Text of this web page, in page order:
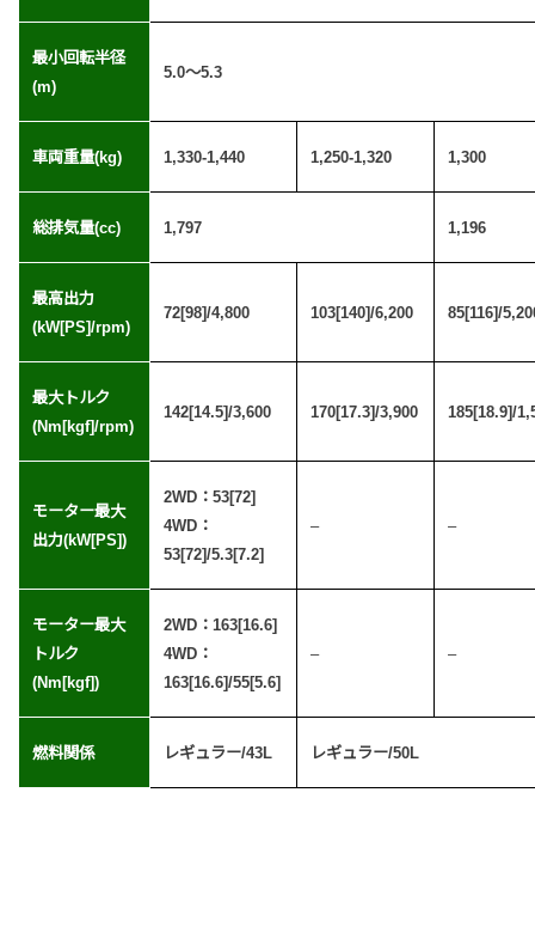
最小回転半径
(m)
5.0〜5.3
車両重量(kg) 1,330-1,440 1,250-1,320 1,300
総排気量(cc) 1,797 1,196
最高出力
(kW[PS]/rpm)
72[98]/4,800 103[140]/6,200 85[116]/
最大トルク
(Nm[kgf]/rpm)
142[14.5]/3,600 170[17.3]/3,900 185[18.9]/
モーター最大
出力(kW[PS])
2WD：53[72]
4WD：
53[72]/5.3[7.2]
– –
モーター最大
トルク
(Nm[kgf])
2WD：163[16.6]
4WD：
163[16.6]/55[5.6]
– –
燃料関係 レギュラー/43L レギュラー/50L